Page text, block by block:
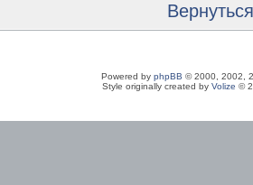
Powered by phpBB © 2000, 2002,
Style originally created by Volize ©